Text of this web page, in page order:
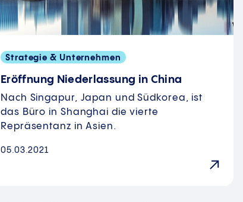
Strategie & Unternehmen
Eröffnung Niederlassung in China
Nach Singapur, Japan und Südkorea, ist
das Büro in Shanghai die vierte
Repräsentanz in Asien.
05.03.2021